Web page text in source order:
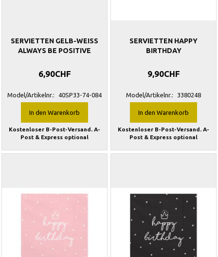
SERVIETTEN GELB-WEISS
ALWAYS BE POSITIVE
6,90CHF
Model/Artikelnr.: 40SP33-74-084
In den Warenkorb
Kostenloser B-Post-Versand. A-
Post & Express optional
SERVIETTEN HAPPY
BIRTHDAY
9,90CHF
Model/Artikelnr.: 3380248
In den Warenkorb
Kostenloser B-Post-Versand. A-
Post & Express optional